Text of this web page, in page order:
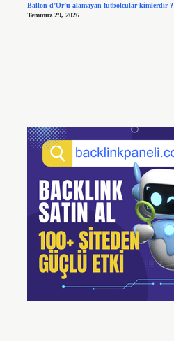
Ballon d’Or’u alamayan futbolcular kimlerdir ?
Temmuz 29, 2026